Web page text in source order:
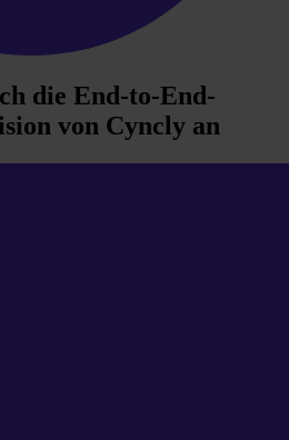
die End-to-End-
von Cyncly an